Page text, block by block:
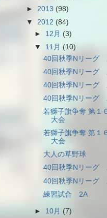
► 2013 (98)
▼ 2012 (84)
► 12月 (3)
▼ 11月(10)
40回秋季Nリーグ
40回秋季Nリーグ
40回秋季Nリーグ
40回秋季Nリーグ
若獅子旗争奪 第１
大会
若獅子旗争奪 第１
大会
大人の草野球
40回秋季Nリーグ
40回秋季Nリーグ
練習試合 2A
► 10月(7)